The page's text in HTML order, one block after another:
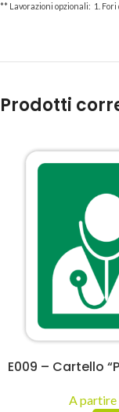
** Lavorazioni opzionali: 1.
Prodotti
E009 – Cartello
A partire